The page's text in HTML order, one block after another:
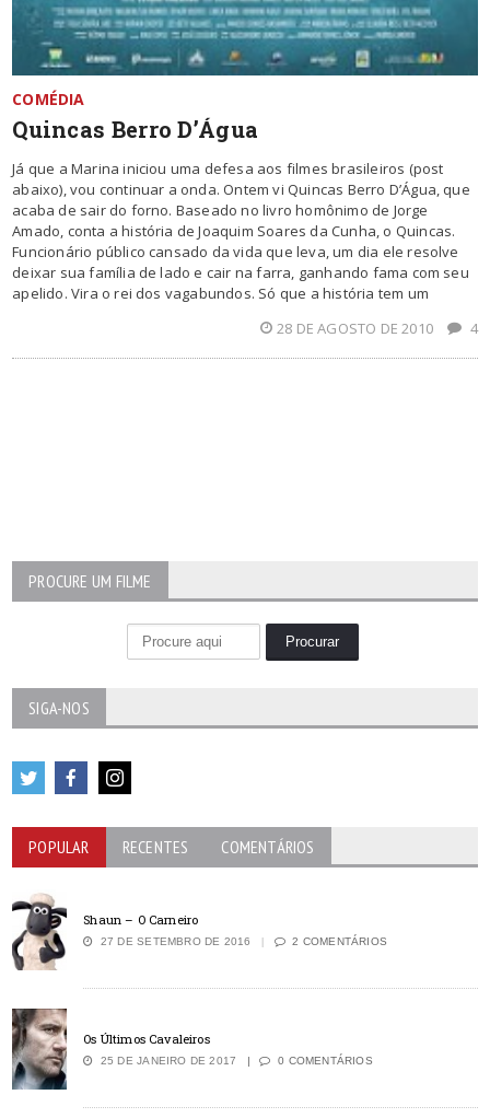
COMÉDIA
Quincas Berro D’Água
Já que a Marina iniciou uma defesa aos filmes brasileiros (post
abaixo), vou continuar a onda. Ontem vi Quincas Berro D’Água, que
acaba de sair do forno. Baseado no livro homônimo de Jorge
Amado, conta a história de Joaquim Soares da Cunha, o Quincas.
Funcionário público cansado da vida que leva, um dia ele resolve
deixar sua família de lado e cair na farra, ganhando fama com seu
apelido. Vira o rei dos vagabundos. Só que a história tem um
28 DE AGOSTO DE 2010
4
PROCURE UM FILME
SIGA-NOS
POPULAR RECENTES COMENTÁRIOS
Shaun – O Carneiro
27 DE SETEMBRO DE 2016 2 COMENTÁRIOS
Os Últimos Cavaleiros
25 DE JANEIRO DE 2017 0 COMENTÁRIOS